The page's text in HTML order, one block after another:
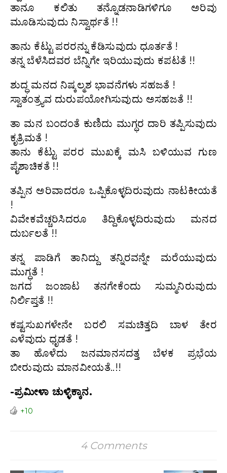
ತಾನೂ ಕಲಿತು ತನ್ನೊಡನಾಡಿಗಳಿಗೂ ಅರಿವು
ಮೂಡಿಸುವುದು ನಿಸ್ವಾರ್ಥತೆ !!
ತಾನು ಕೆಟ್ಟು ಪರರನ್ನು ಕೆಡಿಸುವುದು ಧೂರ್ತತೆ !
ತನ್ನ ಬೆಳೆಸಿದವರ ಬೆನ್ನಿಗೇ ಇರಿಯುವುದು ಕಪಟತೆ !!
ಶುದ್ಧ ಮನದ ನಿಷ್ಕಲ್ಮಶ ಭಾವನೆಗಳು ಸಹಜತೆ !
ಸ್ವಾತಂತ್ರ್ಯವ ದುರುಪಯೋಗಿಸುವುದು ಅಸಹಜತೆ !!
ತಾ ಮನ ಬಂದಂತೆ ಕುಣಿದು ಮುಗ್ಧರ ದಾರಿ ತಪ್ಪಿಸುವುದು
ಕೃತ್ರಿಮತೆ !
ತಾನು ಕೆಟ್ಟು ಪರರ ಮುಖಕ್ಕೆ ಮಸಿ ಬಳಿಯುವ ಗುಣ
ಪೈಶಾಚಿಕತೆ !!
ತಪ್ಪಿನ ಅರಿವಾದರೂ ಒಪ್ಪಿಕೊಳ್ಳದಿರುವುದು ನಾಟಕೀಯತೆ
!
ವಿವೇಕವೆಚ್ಚರಿಸಿದರೂ ತಿದ್ದಿಕೊಳ್ಳದಿರುವುದು ಮನದ
ದುರ್ಬಲತೆ !!
ತನ್ನ ಪಾಡಿಗೆ ತಾನಿದ್ದು ತನ್ನಿರವನ್ನೇ ಮರೆಯುವುದು
ಮುಗ್ಧತೆ !
ಜಗದ ಜಂಜಾಟ ತನಗೇಕೆಂದು ಸುಮ್ಮನಿರುವುದು
ನಿರ್ಲಿಪ್ತತೆ !!
ಕಷ್ಟಸುಖಗಳೇನೇ ಬರಲಿ ಸಮಚಿತ್ತದಿ ಬಾಳ ತೇರ
ಎಳೆವುದು ಧೃಡತೆ !
ತಾ ಹೊಳೆದು ಜನಮಾನಸದತ್ತ ಬೆಳಕ ಪ್ರಭೆಯ
ಬೀರುವುದು ಮಾನವೀಯತೆ..!!
-ಪ್ರಮೀಳಾ ಚುಳ್ಳಿಕ್ಕಾನ.
+10
4 Comments